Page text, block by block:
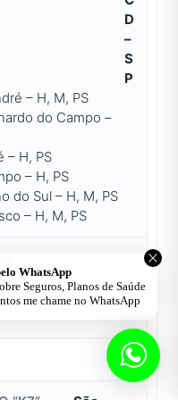
D
–
S
P
– H, M, PS
do Campo –
– H, PS
– H, PS
do Sul – H, M, PS
– H, M, PS